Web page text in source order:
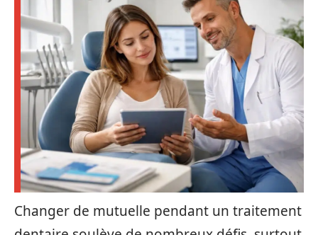
Changer de mutuelle pendant un traitement